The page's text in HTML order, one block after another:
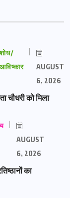
शोध/
आविष्कार
AUGUST
6, 2026
चौधरी को मिला
AUGUST
6, 2026
का